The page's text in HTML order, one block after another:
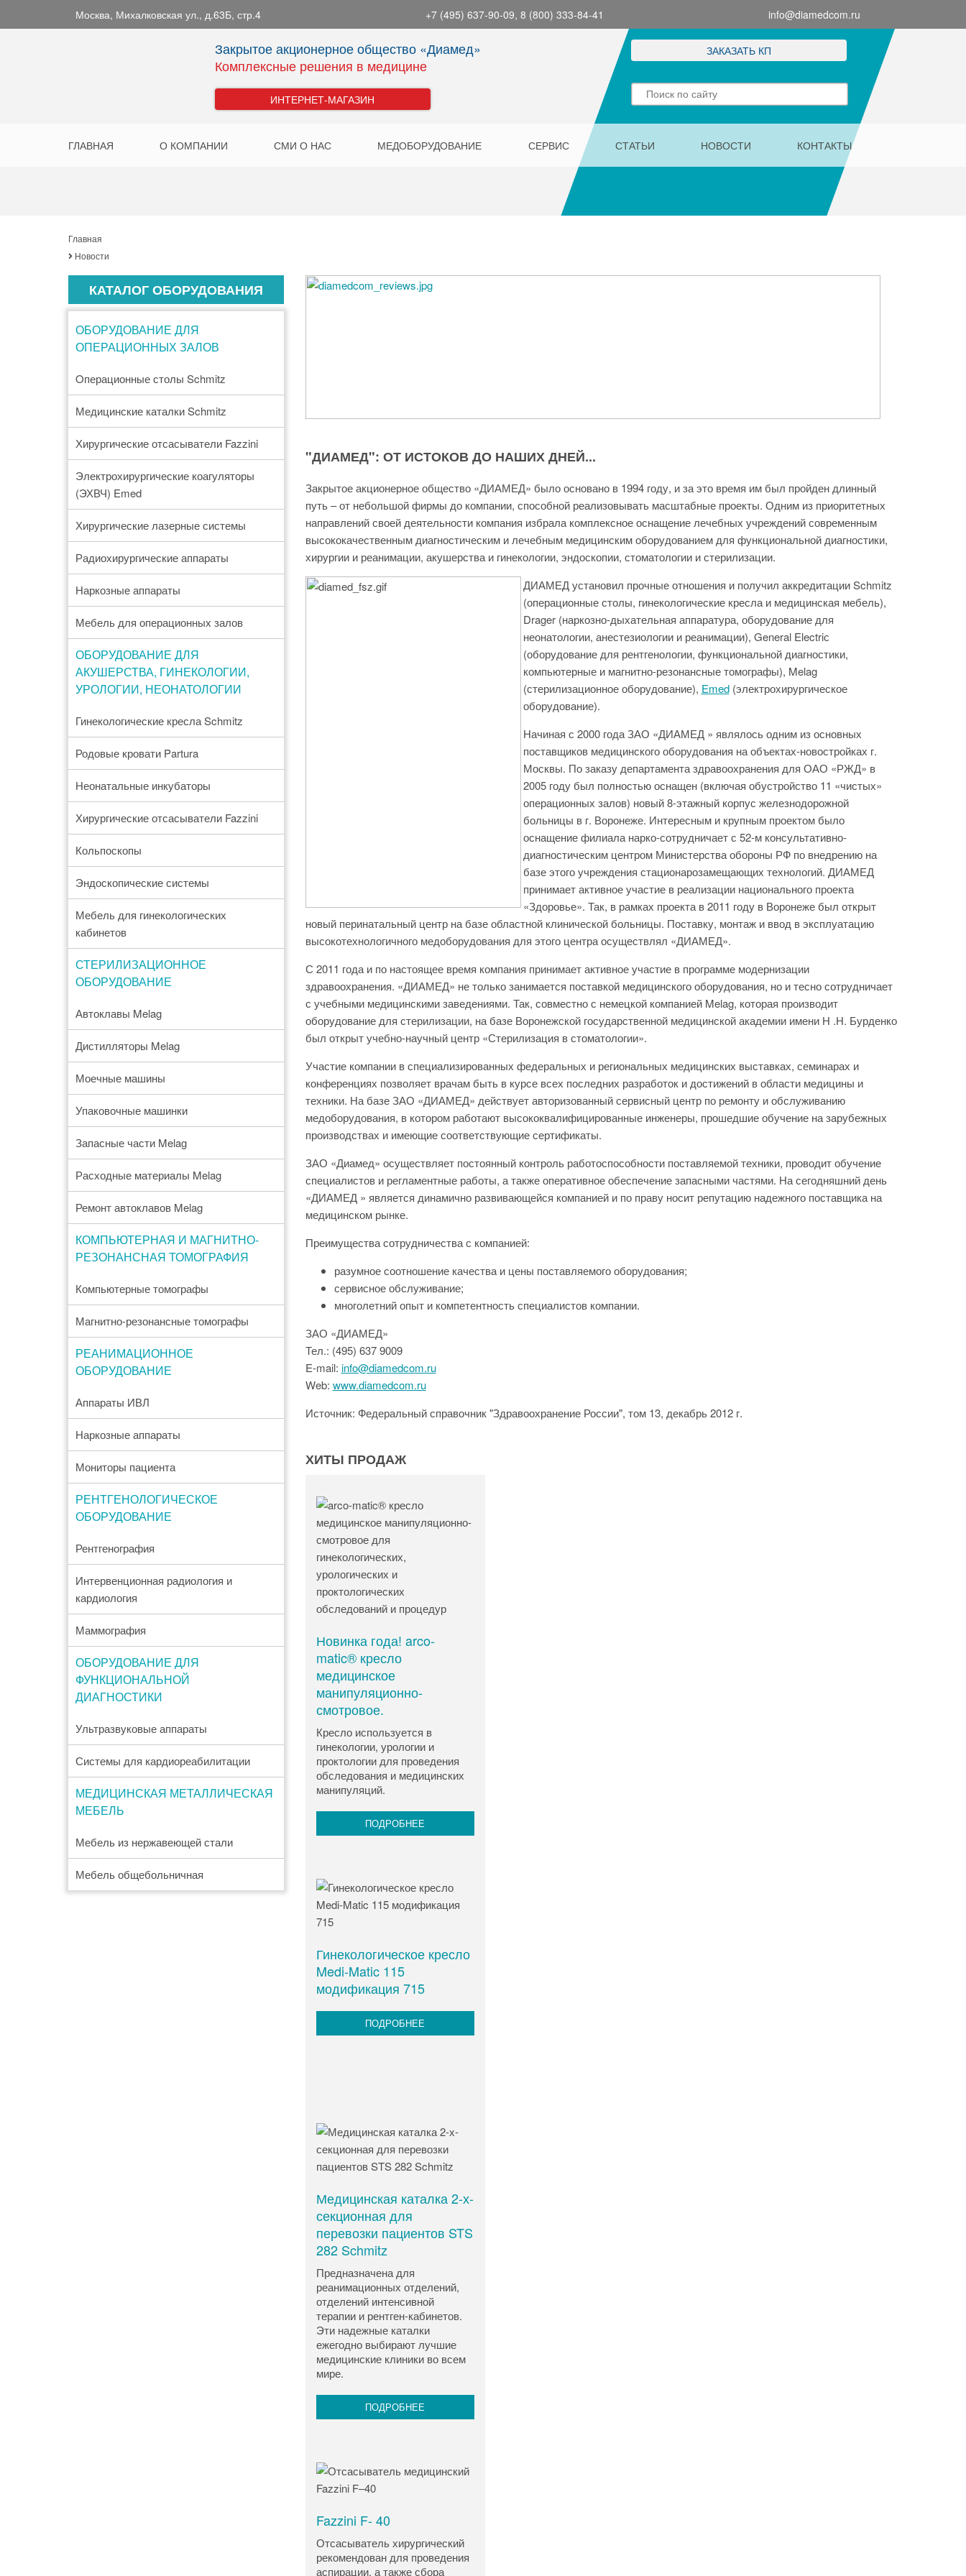
Москва, Михалковская ул., д.63Б, стр.4 +7 (495) 637-90-09, 8 (800) 333-84-41 info@diamedcom.ru
Закрытое акционерное общество «Диамед»
Комплексные решения в медицине
ИНТЕРНЕТ-МАГАЗИН
ЗАКАЗАТЬ КП
ГЛАВНАЯ О КОМПАНИИ СМИ О НАС МЕДОБОРУДОВАНИЕ СЕРВИС СТАТЬИ НОВОСТИ КОНТАКТЫ
Главная
Новости
КАТАЛОГ ОБОРУДОВАНИЯ
ОБОРУДОВАНИЕ ДЛЯ
ОПЕРАЦИОННЫХ ЗАЛОВ
Oперационные столы Schmitz
Медицинские каталки Schmitz
Хирургические отсасыватели Fazzini
Электрохирургические коагуляторы
(ЭХВЧ) Emed
Хирургические лазерные системы
Радиохирургические аппараты
Наркозные аппараты
Мебель для операционных залов
ОБОРУДОВАНИЕ ДЛЯ
АКУШЕРСТВА, ГИНЕКОЛОГИИ,
УРОЛОГИИ, НЕОНАТОЛОГИИ
Гинекологические кресла Schmitz
Родовые кровати Partura
Неонатальные инкубаторы
Хирургические отсасыватели Fazzini
Кольпоскопы
Эндоскопические системы
Мебель для гинекологических
кабинетов
СТЕРИЛИЗАЦИОННОЕ
ОБОРУДОВАНИЕ
Автоклавы Melag
Дистилляторы Melag
Моечные машины
Упаковочные машинки
Запасные части Melag
Расходные материалы Melag
Ремонт автоклавов Melag
КОМПЬЮТЕРНАЯ И МАГНИТНО-
РЕЗОНАНСНАЯ ТОМОГРАФИЯ
Компьютерные томографы
Магнитно-резонансные томографы
РЕАНИМАЦИОННОЕ
ОБОРУДОВАНИЕ
Аппараты ИВЛ
Наркозные аппараты
Мониторы пациента
РЕНТГЕНОЛОГИЧЕСКОЕ
ОБОРУДОВАНИЕ
Рентгенография
Интервенционная радиология и
кардиология
Маммография
ОБОРУДОВАНИЕ ДЛЯ
ФУНКЦИОНАЛЬНОЙ
ДИАГНОСТИКИ
Ультразвуковые аппараты
Системы для кардиореабилитации
МЕДИЦИНСКАЯ МЕТАЛЛИЧЕСКАЯ
МЕБЕЛЬ
Мебель из нержавеющей стали
Мебель общебольничная
"ДИАМЕД": ОТ ИСТОКОВ ДО НАШИХ ДНЕЙ...
Закрытое акционерное общество «ДИАМЕД» было основано в 1994 году, и за это время им был пройден длинный
путь – от небольшой фирмы до компании, способной реализовывать масштабные проекты. Одним из приоритетных
направлений своей деятельности компания избрала комплексное оснащение лечебных учреждений современным
высококачественным диагностическим и лечебным медицинским оборудованием для функциональной диагностики,
хирургии и реанимации, акушерства и гинекологии, эндоскопии, стоматологии и стерилизации.
ДИАМЕД установил прочные отношения и получил аккредитации Schmitz
(операционные столы, гинекологические кресла и медицинская мебель),
Drager (наркозно-дыхательная аппаратура, оборудование для
неонатологии, анестезиологии и реанимации), General Electriс
(оборудование для рентгенологии, функциональной диагностики,
компьютерные и магнитно-резонансные томографы), Melag
(стерилизационное оборудование), Emed(электрохирургическое
оборудование).
Начиная с 2000 года ЗАО «ДИАМЕД » являлось одним из основных
поставщиков медицинского оборудования на объектах-новостройках г.
Москвы. По заказу департамента здравоохранения для ОАО «РЖД» в
2005 году был полностью оснащен (включая обустройство 11 «чистых»
операционных залов) новый 8-этажный корпус железнодорожной
больницы в г. Воронеже. Интересным и крупным проектом было
оснащение филиала нарко-сотрудничает с 52-м консультативно-
диагностическим центром Министерства обороны РФ по внедрению на
базе этого учреждения стационарозамещающих технологий. ДИАМЕД
принимает активное участие в реализации национального проекта
«Здоровье». Так, в рамках проекта в 2011 году в Воронеже был открыт
новый перинатальный центр на базе областной клинической больницы. Поставку, монтаж и ввод в эксплуатацию
высокотехнологичного медоборудования для этого центра осуществлял «ДИАМЕД».
С 2011 года и по настоящее время компания принимает активное участие в программе модернизации
здравоохранения. «ДИАМЕД» не только занимается поставкой медицинского оборудования, но и тесно сотрудничает
с учебными медицинскими заведениями. Так, совместно с немецкой компанией Melag, которая производит
оборудование для стерилизации, на базе Воронежской государственной медицинской академии имени Н .Н. Бурденко
был открыт учебно-научный центр «Стерилизация в стоматологии».
Участие компании в специализированных федеральных и региональных медицинских выставках, семинарах и
конференциях позволяет врачам быть в курсе всех последних разработок и достижений в области медицины и
техники. На базе ЗАО «ДИАМЕД» действует авторизованный сервисный центр по ремонту и обслуживанию
медоборудования, в котором работают высококвалифицированные инженеры, прошедшие обучение на зарубежных
производствах и имеющие соответствующие сертификаты.
ЗАО «Диамед» осуществляет постоянный контроль работоспособности поставляемой техники, проводит обучение
специалистов и регламентные работы, а также оперативное обеспечение запасными частями. На сегодняшний день
«ДИАМЕД » является динамично развивающейся компанией и по праву носит репутацию надежного поставщика на
медицинском рынке.
Преимущества сотрудничества с компанией:
разумное соотношение качества и цены поставляемого оборудования;
сервисное обслуживание;
многолетний опыт и компетентность специалистов компании.
ЗАО «ДИАМЕД»
Тел.: (495) 637 9009
E-mail: info@diamedcom.ru
Web: www.diamedcom.ru
Источник: Федеральный справочник "Здравоохранение России", том 13, декабрь 2012 г.
ХИТЫ ПРОДАЖ
Новинка года! arco-
matic® кресло
медицинское
манипуляционно-
смотровое.
Кресло используется в
гинекологии, урологии и
проктологии для проведения
обследования и медицинских
манипуляций.
ПОДРОБНЕЕ
Гинекологическое кресло
Medi-Matic 115
модификация 715
ПОДРОБНЕЕ
Медицинская каталка 2-х-
секционная для
перевозки пациентов STS
282 Schmitz
Предназначена для
реанимационных отделений,
отделений интенсивной
терапии и рентген-кабинетов.
Эти надежные каталки
ежегодно выбирают лучшие
медицинские клиники во всем
мире.
ПОДРОБНЕЕ
Fazzini F- 40
Отсасыватель хирургический
рекомендован для проведения
аспирации, а также сбора